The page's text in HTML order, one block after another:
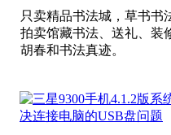
只卖精品书法城，草书书
拍卖馆藏书法、送礼、装
胡春和书法真迹。